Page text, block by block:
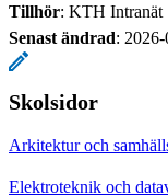
Tillhör: KTH Intranät
Senast ändrad:
Skolsidor
Arkitektur och
Elektroteknik och